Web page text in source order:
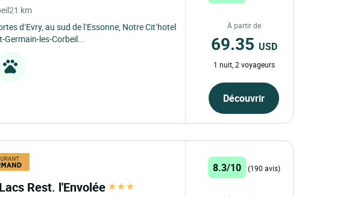
21 km
d’Evry, au sud de l’Essonne, Notre Cit’hotel
Germain-les-Corbeil...
À partir de
69.35 USD
1 nuit, 2 voyageurs
Découvrir
Rest. l'Envolée
8.3/10 (190 avis)